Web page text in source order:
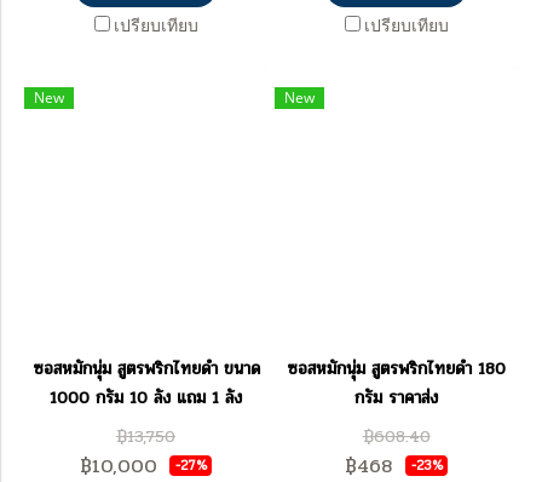
เปรียบเทียบ เปรียบเทียบ
New
ซอสหมักนุ่ม สูตรพริกไทยดำ ขนาด
1000 กรัม 10 ลัง แถม 1 ลัง
฿13,750
฿10,000 -27%
New
ซอสหมักนุ่ม สูตรพริกไทยดำ 180
กรัม ราคาส่ง
฿608.40
฿468 -23%